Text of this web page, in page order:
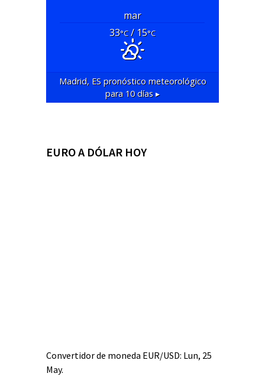
mar
33°C/ 15°C
Madrid, ESpronóstico meteorológico
para 10 días ▸
EURO A DÓLAR HOY
Convertidor de moneda EUR/USD: Lun, 25
May.